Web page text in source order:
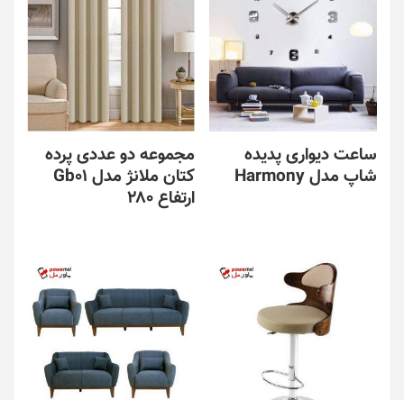
ساعت دیواری پدیده
شاپ مدل Harmony
مجموعه دو عددی پرده
کتان ملانژ مدل Gb01
ارتفاع ۲۸۰